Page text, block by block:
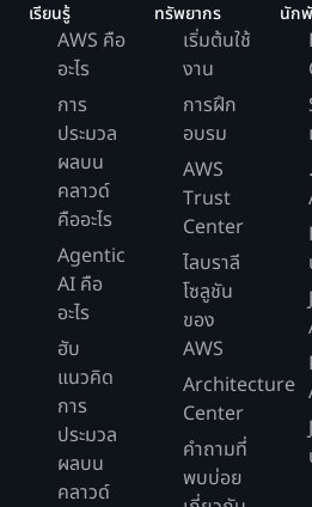
เรียนรู้
AWS คือ
อะไร
การ
ประมวล
ผลบน
คลาวด์
คืออะไร
Agentic
AI คือ
อะไร
ฮับ
แนวคิด
การ
ประมวล
ผลบน
คลาวด์
ทรัพยากร
เริ่มต้นใช้
งาน
การฝึก
อบรม
AWS
Trust
Center
ไลบราลี
โซลูชัน
ของ
AWS
Architecture
Center
คำถามที่
พบบ่อย
นัก